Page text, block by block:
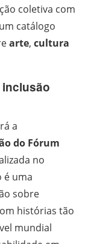
coletiva com
catálogo
arte, cultura
inclusão
a
do Fórum
no
é uma
sobre
histórias tão
mundial